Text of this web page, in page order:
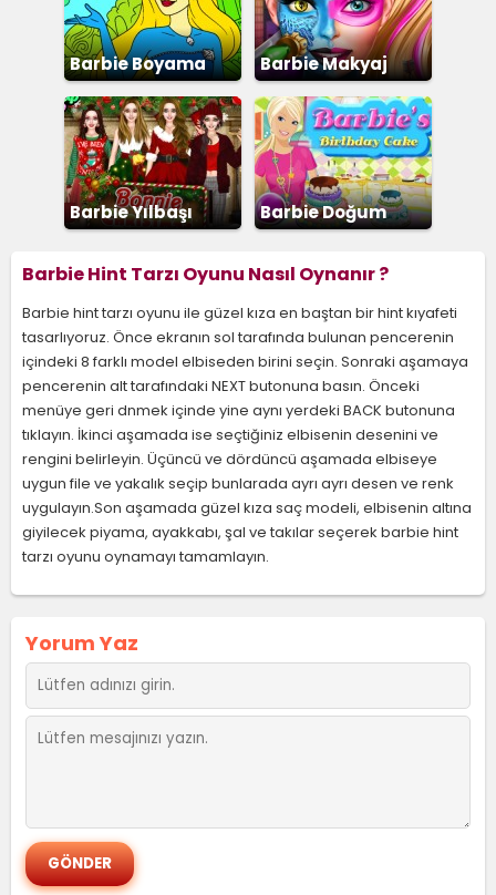
Barbie Boyama Barbie Makyaj
Barbie Yılbaşı
Barbie Doğum
Barbie Hint Tarzı Oyunu Nasıl Oynanır ?
Barbie hint tarzı oyunu ile güzel kıza en baştan bir hint kıyafeti
tasarlıyoruz. Önce ekranın sol tarafında bulunan pencerenin
içindeki 8 farklı model elbiseden birini seçin. Sonraki aşamaya
pencerenin alt tarafındaki NEXT butonuna basın. Önceki
menüye geri dnmek içinde yine aynı yerdeki BACK butonuna
tıklayın. İkinci aşamada ise seçtiğiniz elbisenin desenini ve
rengini belirleyin. Üçüncü ve dördüncü aşamada elbiseye
uygun file ve yakalık seçip bunlarada ayrı ayrı desen ve renk
uygulayın.Son aşamada güzel kıza saç modeli, elbisenin altına
giyilecek piyama, ayakkabı, şal ve takılar seçerek barbie hint
tarzı oyunu oynamayı tamamlayın.
Yorum Yaz